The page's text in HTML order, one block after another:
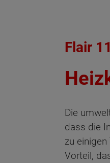
Flair
Die
dass die
zu
Vorteil,